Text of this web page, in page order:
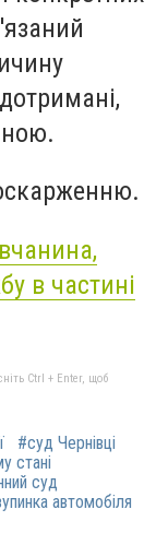
в частині
Ctrl + Enter, щоб
#суд Чернівці
стані
суд
автомобіля